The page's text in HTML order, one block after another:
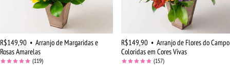
R$149,90 • Arranjo de Margaridas e
Rosas Amarelas
(119)
R$149,90 • Arranjo de Flores do Campo
Coloridas em Cores Vivas
(157)